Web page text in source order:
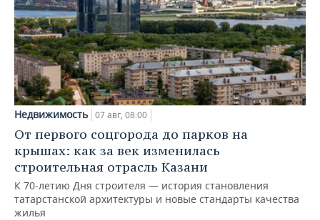
Недвижимость 07 авг, 08:00
От первого соцгорода до парков на
крышах: как за век изменилась
строительная отрасль Казани
К 70-летию Дня строителя — история становления
татарстанской архитектуры и новые стандарты качества
жилья